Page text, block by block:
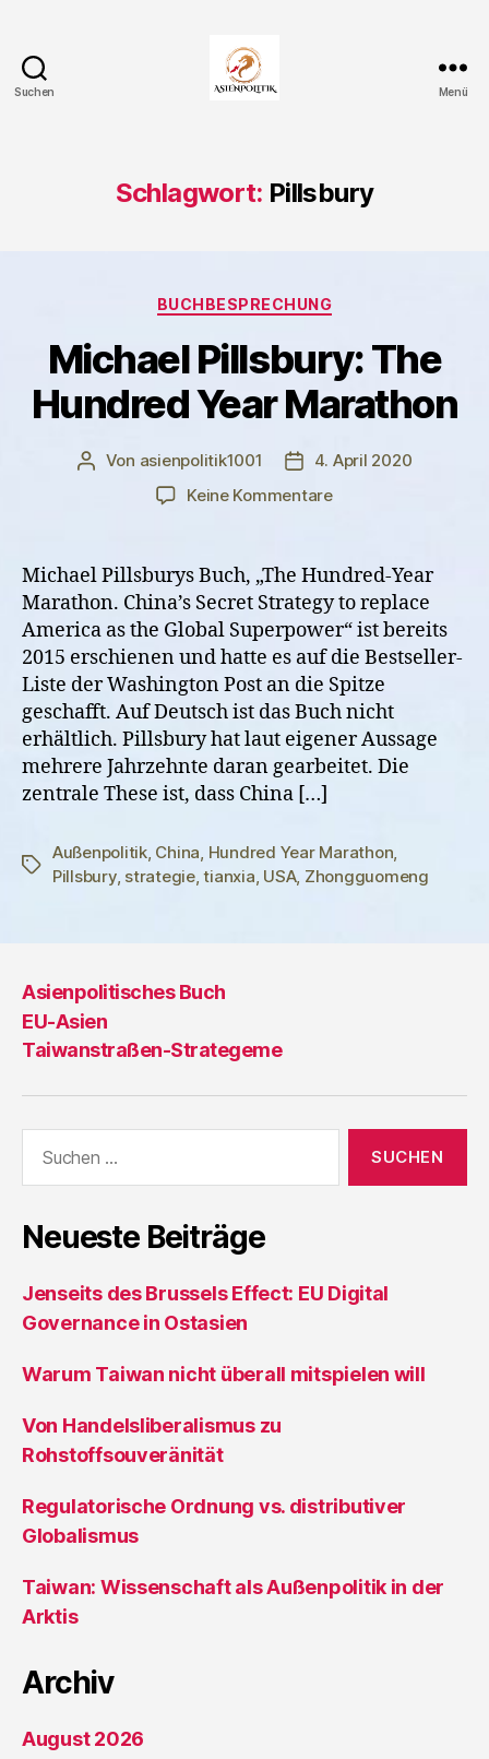
Suchen Menü
Schlagwort: Pillsbury
Kategorien
BUCHBESPRECHUNG
Michael Pillsbury: The
Hundred Year Marathon
Beitragsautor
Von asienpolitik1001 Veröffentlichungsdatum
4. April 2020
Keine Kommentarezu
The
Hundred
Year
Marathon
Michael Pillsburys Buch, „The Hundred-Year
Marathon. China’s Secret Strategy to replace
America as the Global Superpower“ ist bereits
2015 erschienen und hatte es auf die Bestseller-
Liste der Washington Post an die Spitze
geschafft. Auf Deutsch ist das Buch nicht
erhältlich. Pillsbury hat laut eigener Aussage
mehrere Jahrzehnte daran gearbeitet. Die
zentrale These ist, dass China […]
Schlagwörter
Außenpolitik, China Hundred Year Marathon
Pillsbury, strategie,tianxia USA, Zhongguomeng
Asienpolitisches Buch
EU-Asien
Taiwanstraßen-Strategeme
nach:
Neueste Beiträge
Jenseits des Brussels Effect: EU Digital
Governance in Ostasien
Warum Taiwan nicht überall mitspielen will
Von Handelsliberalismus zu
Rohstoffsouveränität
Regulatorische Ordnung vs. distributiver
Globalismus
Taiwan: Wissenschaft als Außenpolitik in der
Arktis
Archiv
August 2026